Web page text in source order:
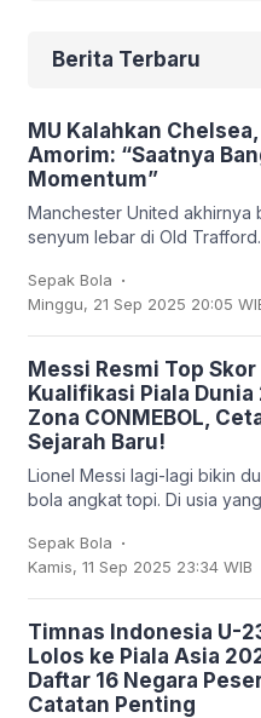
Berita Terbaru
MU Kalahkan Chelsea,
Amorim: “Saatnya
Momentum”
Manchester United akhirnya
senyum lebar di Old
2-1 dalam lanjutan Liga
(20/9/2025). Bruno
Sepak Bola .
Minggu, 21 Sep 2025 20:05
Messi Resmi Top Skor
Kualifikasi Piala Dunia
Zona CONMEBOL,
Sejarah Baru!
Lionel Messi lagi-lagi bikin
bola angkat topi. Di usia
mencatatkan sejarah baru:
pertama
Sepak Bola .
Kamis, 11 Sep 2025 23:34 WIB
Timnas Indonesia U-
Lolos ke Piala Asia
Daftar 16 Negara
Catatan Penting